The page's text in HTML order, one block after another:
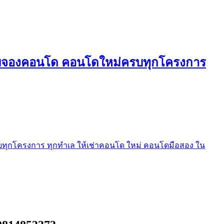
องคอนโด คอนโดใหม่ครบทุกโครงการ
โครงการ ทุกทำเล ให้เช่าคอนโด ใหม่ คอนโดมือสอง ใน